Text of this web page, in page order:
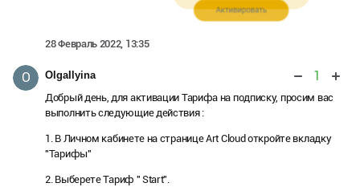
28 Февраль 2022, 13:35
O OlgaIlyina 1
Добрый день, для активации Тарифа на подписку, просим вас
выполнить следующие действия :
1. В Личном кабинете на странице Art Cloud откройте вкладку
"Тарифы"
2. Выберете Тариф " Start".